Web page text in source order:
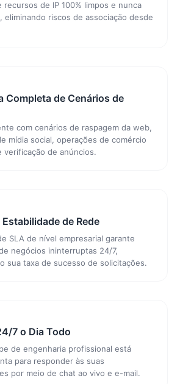
recursos de IP 100% limpos e nunca
eliminando riscos de associação desde
Completa de Cenários de
com cenários de raspagem da web,
mídia social, operações de comércio
verificação de anúncios.
de Rede
SLA de nível empresarial garante
negócios ininterruptas 24/7,
sua taxa de sucesso de solicitações.
7 o Dia Todo
de engenharia profissional está
para responder às suas
por meio de chat ao vivo e e-mail.